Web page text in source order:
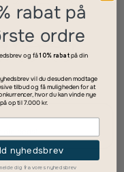
bedst.
rabat på
ordre
og få10% rabatpå din
vil du desuden modtage
tilbud og få muligheden for at
hvor du kan vinde nye
op til 7.000 kr.
nyhedsbrev
dig fra vores nyhedsbrev